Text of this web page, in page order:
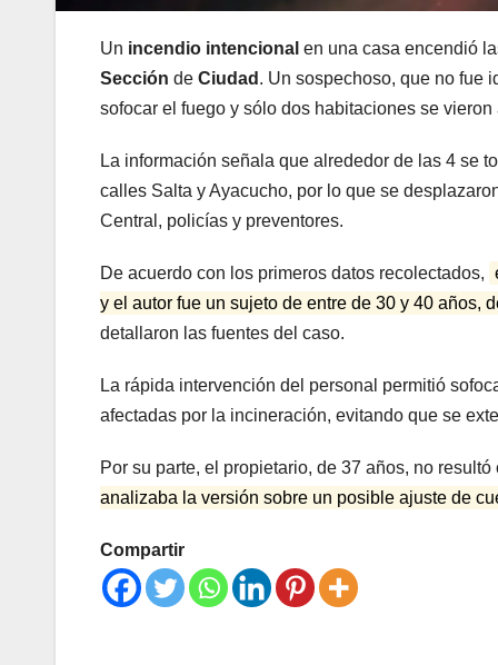
Un incendio intencional en una casa encendió
Sección de Ciudad . Un sospechoso, que no fue
sofocar el fuego y sólo dos habitaciones se
La información señala que alrededor de las 4 se
calles Salta y Ayacucho, por lo que se
Central, policías y preventores.
De acuerdo con los primeros datos recolectados,
y el autor fue un sujeto de entre de 30 y 40 años,
detallaron las fuentes del caso.
La rápida intervención del personal permitió
afectadas por la incineración, evitando que se
Por su parte, el propietario, de 37 años, no
analizaba la versión sobre un posible ajuste de
Compartir